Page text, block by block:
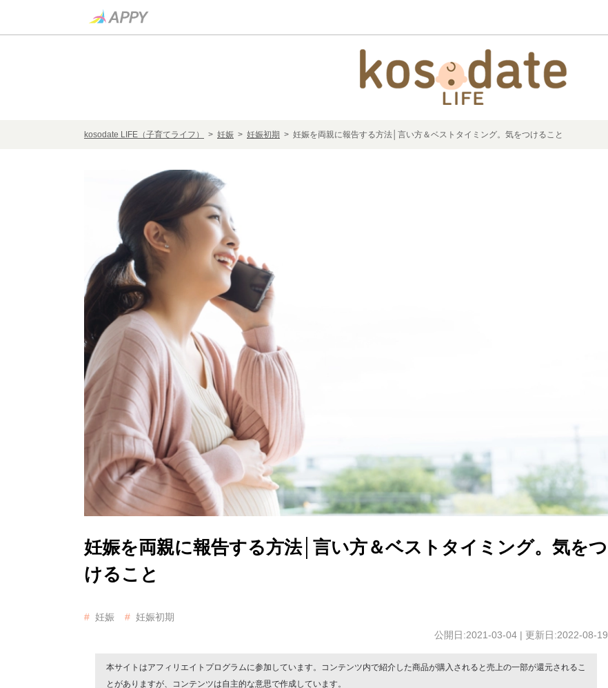
kosodate LIFE（子育てライフ） > 妊娠 > 妊娠初期 > 妊娠を両親に報告する方法│言い方＆ベストタイミング。気をつけること
妊娠を両親に報告する方法│言い方＆ベストタイミング。気をつ
けること
妊娠
妊娠初期
公開日:2021-03-04 | 更新日:2022-08-19
本サイトはアフィリエイトプログラムに参加しています。コンテンツ内で紹介した商品が購入されると売上の一部が還元されるこ
とがありますが、コンテンツは自主的な意思で作成しています。